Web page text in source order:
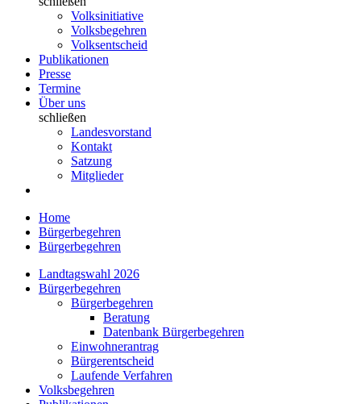
Volksinitiative
Volksbegehren
Volksentscheid
Publikationen
Presse
Termine
Über uns
schließen
Landesvorstand
Kontakt
Satzung
Mitglieder
Home
Bürgerbegehren
Bürgerbegehren
Landtagswahl 2026
Bürgerbegehren
Bürgerbegehren
Beratung
Datenbank Bürgerbegehren
Einwohnerantrag
Bürgerentscheid
Laufende Verfahren
Volksbegehren